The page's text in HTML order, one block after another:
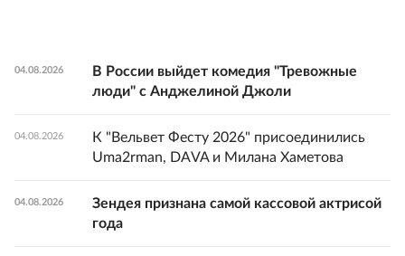
04.08.2026
В России выйдет комедия "Тревожные
люди" с Анджелиной Джоли
04.08.2026
К "Вельвет Фесту 2026" присоединились
Uma2rman, DAVA и Милана Хаметова
04.08.2026
Зендея признана самой кассовой актрисой
года